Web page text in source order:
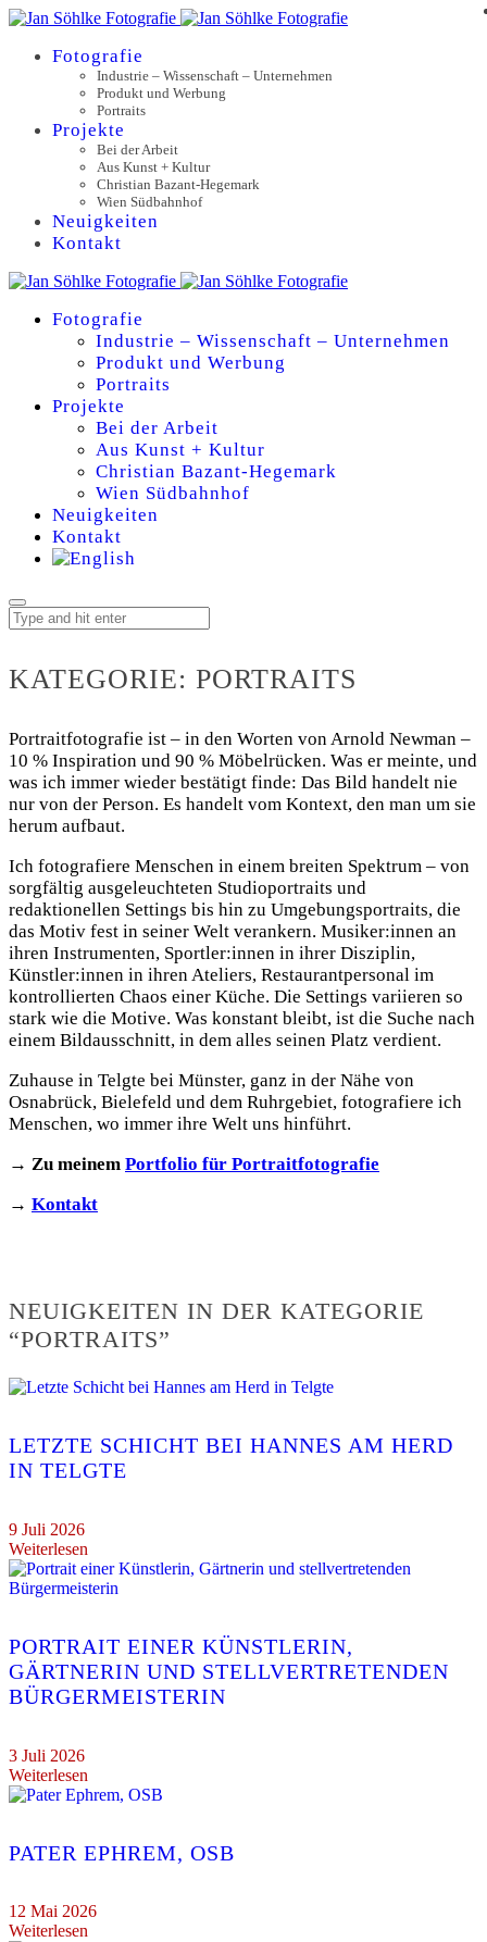
Fotografie
Industrie – Wissenschaft – Unternehmen
Produkt und Werbung
Portraits
Projekte
Bei der Arbeit
Aus Kunst + Kultur
Christian Bazant-Hegemark
Wien Südbahnhof
Neuigkeiten
Kontakt
Fotografie
Industrie – Wissenschaft – Unternehmen
Produkt und Werbung
Portraits
Projekte
Bei der Arbeit
Aus Kunst + Kultur
Christian Bazant-Hegemark
Wien Südbahnhof
Neuigkeiten
Kontakt
KATEGORIE:
PORTRAITS
KATEGORIE: PORTRAITS
Portraitfotografie ist – in den Worten von Arnold Newman –
10 % Inspiration und 90 % Möbelrücken. Was er meinte, und
was ich immer wieder bestätigt finde: Das Bild handelt nie
nur von der Person. Es handelt vom Kontext, den man um sie
herum aufbaut.
Ich fotografiere Menschen in einem breiten Spektrum – von
sorgfältig ausgeleuchteten Studioportraits und
redaktionellen Settings bis hin zu Umgebungsportraits, die
das Motiv fest in seiner Welt verankern. Musiker:innen an
ihren Instrumenten, Sportler:innen in ihrer Disziplin,
Künstler:innen in ihren Ateliers, Restaurantpersonal im
kontrollierten Chaos einer Küche. Die Settings variieren so
stark wie die Motive. Was konstant bleibt, ist die Suche nach
einem Bildausschnitt, in dem alles seinen Platz verdient.
Zuhause in Telgte bei Münster, ganz in der Nähe von
Osnabrück, Bielefeld und dem Ruhrgebiet, fotografiere ich
Menschen, wo immer ihre Welt uns hinführt.
→ Zu meinem Portfolio für Portraitfotografie
→ Kontakt
NEUIGKEITEN IN DER KATEGORIE
“PORTRAITS”
LETZTE SCHICHT BEI HANNES AM HERD
IN TELGTE
9 Juli 2026
Weiterlesen
PORTRAIT EINER KÜNSTLERIN,
GÄRTNERIN UND STELLVERTRETENDEN
BÜRGERMEISTERIN
3 Juli 2026
Weiterlesen
PATER EPHREM, OSB
12 Mai 2026
Weiterlesen